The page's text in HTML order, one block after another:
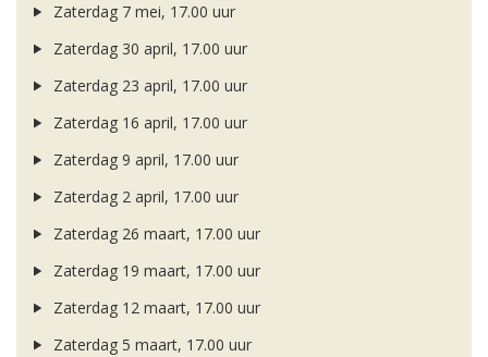
Zaterdag 7 mei, 17.00 uur
Zaterdag 30 april, 17.00 uur
Zaterdag 23 april, 17.00 uur
Zaterdag 16 april, 17.00 uur
Zaterdag 9 april, 17.00 uur
Zaterdag 2 april, 17.00 uur
Zaterdag 26 maart, 17.00 uur
Zaterdag 19 maart, 17.00 uur
Zaterdag 12 maart, 17.00 uur
Zaterdag 5 maart, 17.00 uur